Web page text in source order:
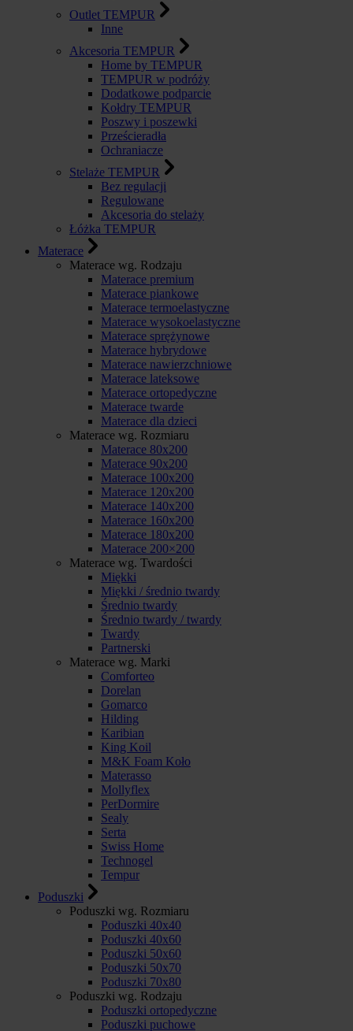
Outlet TEMPUR
Inne
Akcesoria TEMPUR
Home by TEMPUR
TEMPUR w podróży
Dodatkowe podparcie
Kołdry TEMPUR
Poszwy i poszewki
Prześcieradła
Ochraniacze
Stelaże TEMPUR
Bez regulacji
Regulowane
Akcesoria do stelaży
Łóżka TEMPUR
Materace
Materace wg. Rodzaju
Materace premium
Materace piankowe
Materace termoelastyczne
Materace wysokoelastyczne
Materace sprężynowe
Materace hybrydowe
Materace nawierzchniowe
Materace lateksowe
Materace ortopedyczne
Materace twarde
Materace dla dzieci
Materace wg. Rozmiaru
Materace 80x200
Materace 90x200
Materace 100x200
Materace 120x200
Materace 140x200
Materace 160x200
Materace 180x200
Materace 200×200
Materace wg. Twardości
Miękki
Miękki / średnio twardy
Średnio twardy
Średnio twardy / twardy
Twardy
Partnerski
Materace wg. Marki
Comforteo
Dorelan
Gomarco
Hilding
Karibian
King Koil
M&K Foam Koło
Materasso
Mollyflex
PerDormire
Sealy
Serta
Swiss Home
Technogel
Tempur
Poduszki
Poduszki wg. Rozmiaru
Poduszki 40x40
Poduszki 40x60
Poduszki 50x60
Poduszki 50x70
Poduszki 70x80
Poduszki wg. Rodzaju
Poduszki ortopedyczne
Poduszki puchowe